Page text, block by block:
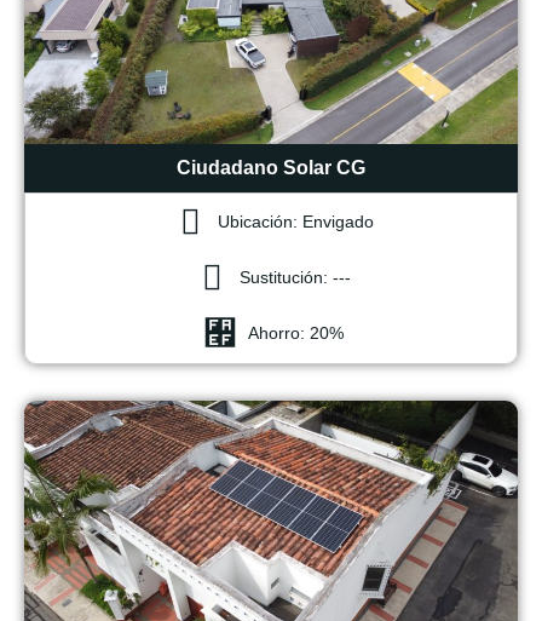
Ciudadano Solar CG
Ubicación: Envigado
Sustitución: ---
Ahorro: 20%